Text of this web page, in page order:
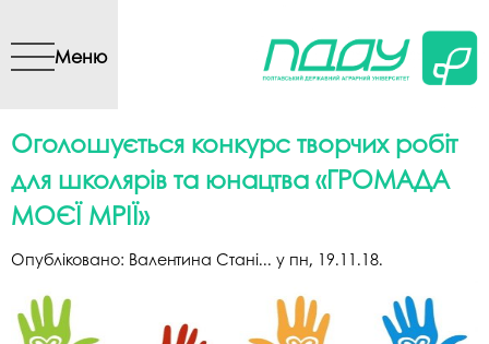
вмісту
Меню
Оголошується конкурс творчих робіт
для школярів та юнацтва «ГРОМАДА
МОЄЇ МРІЇ»
Опубліковано: Валентина Стані... у пн, 19.11.18.